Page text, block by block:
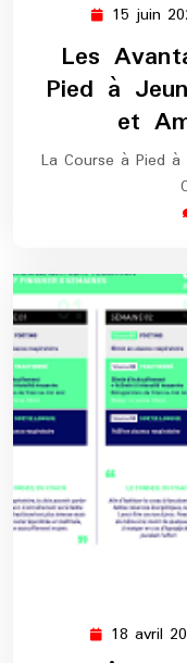
15 juin
Les
Pied à
et
La Course à Pied
18 avril